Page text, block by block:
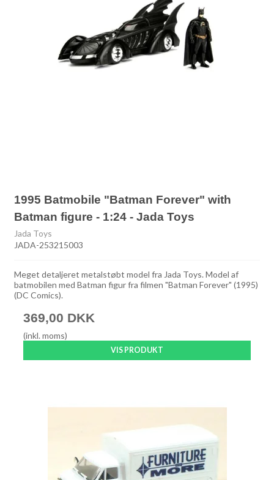
1995 Batmobile "Batman Forever" with
Batman figure - 1:24 - Jada Toys
Jada Toys
JADA-253215003
Meget detaljeret metalstøbt model fra Jada Toys. Model af
batmobilen med Batman figur fra filmen "Batman Forever" (1995)
(DC Comics).
369,00 DKK
(inkl. moms)
VIS PRODUKT